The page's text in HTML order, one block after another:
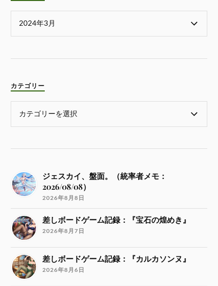
カテゴリー
ジェスカイ、盤面。（統率者メモ：
2026/08/08）
2026年8月8日
差しボードゲーム記録：『宝石の煌めき』
2026年8月7日
差しボードゲーム記録：『カルカソンヌ』
2026年8月6日